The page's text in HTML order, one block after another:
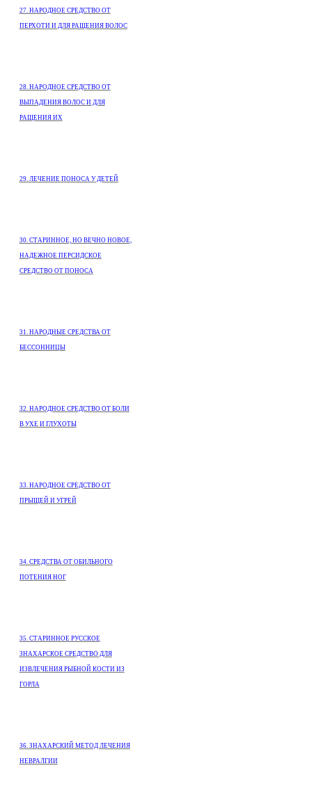
27. НАРОДНОЕ СРЕДСТВО ОТ
ПЕРХОТИ И ДЛЯ РАЩЕНИЯ ВОЛОС
28. НАРОДНОЕ СРЕДСТВО ОТ
ВЫПАДЕНИЯ ВОЛОС И ДЛЯ
РАЩЕНИЯ ИХ
29. ЛЕЧЕНИЕ ПОНОСА У ДЕТЕЙ
30. СТАРИННОЕ, НО ВЕЧНО НОВОЕ,
НАДЕЖНОЕ ПЕРСИДСКОЕ
СРЕДСТВО ОТ ПОНОСА
31. НАРОДНЫЕ СРЕДСТВА ОТ
БЕССОННИЦЫ
32. НАРОДНОЕ СРЕДСТВО ОТ БОЛИ
В УХЕ И ГЛУХОТЫ
33. НАРОДНОЕ СРЕДСТВО ОТ
ПРЫЩЕЙ И УГРЕЙ
34. СРЕДСТВА ОТ ОБИЛЬНОГО
ПОТЕНИЯ НОГ
35. СТАРИННОЕ РУССКОЕ
ЗНАХАРСКОЕ СРЕДСТВО ДЛЯ
ИЗВЛЕЧЕНИЯ РЫБНОЙ КОСТИ ИЗ
ГОРЛА
З6. ЗНАХАРСКИЙ МЕТОД ЛЕЧЕНИЯ
НЕВРАЛГИИ